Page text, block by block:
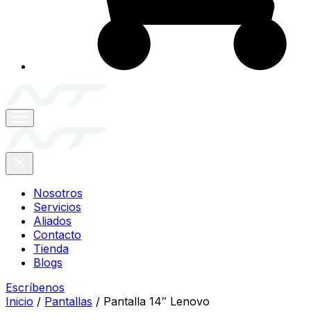
Nosotros
Servicios
Aliados
Contacto
Tienda
Blogs
Escríbenos
Inicio / Pantallas / Pantalla 14″ Lenovo